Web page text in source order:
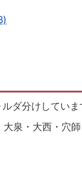
ダ分けしていま
泉・大西・穴